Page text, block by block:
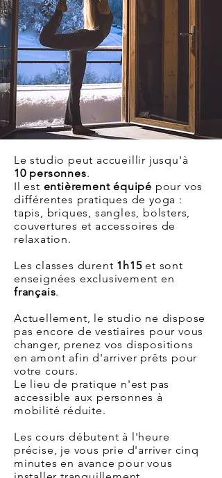
Le studio peut accueillir jusqu'à
10personnes.
Il est entièrementéquipé pour vos
différentes pratiques de yoga :
tapis, briques, sangles, bolsters,
couvertures et accessoires de
relaxation.
Les classes durent 1h15et sont
enseignées exclusivement en
français.
Actuellement, le studio ne dispose
pas encore de vestiaires pour vous
changer, prenez vos dispositions
en amont afin d'arriver prêts pour
votre cours.
Le lieu de pratique n'est pas
accessible aux personnes à
mobilité réduite.
Les cours débutent à l'heure
précise, je vous prie d'arriver cinq
minutes en avance pour vous